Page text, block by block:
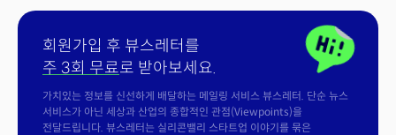
회원가입 후 뷰스레터를
주 3회 무료로 받아보세요.
가치있는 정보를 신선하게 배달하는 메일링 서비스 뷰스레터. 단순 뉴스
서비스가 아닌 세상과 산업의 종합적인 관점(Viewpoints)을
전달드립니다. 뷰스레터는 실리콘밸리 스타트업 이야기를 묶은